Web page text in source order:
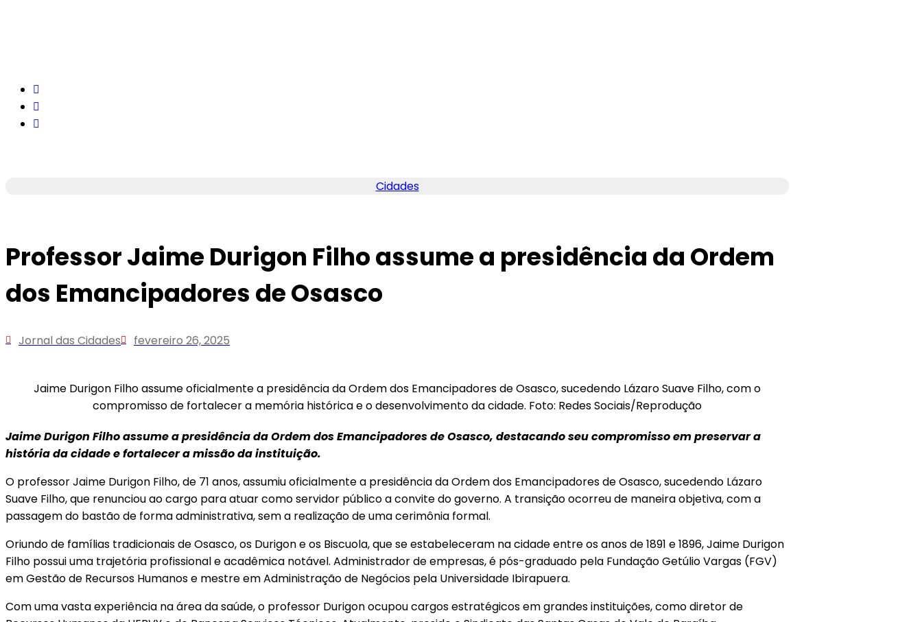
Cidades
Professor Jaime Durigon Filho assume a presidência da Ordem
dos Emancipadores de Osasco
Jornal das Cidades fevereiro 26, 2025
Jaime Durigon Filho assume oficialmente a presidência da Ordem dos Emancipadores de Osasco, sucedendo Lázaro Suave Filho, com o
compromisso de fortalecer a memória histórica e o desenvolvimento da cidade. Foto: Redes Sociais/Reprodução
Jaime Durigon Filho assume a presidência da Ordem dos Emancipadores de Osasco, destacando seu compromisso em preservar a
história da cidade e fortalecer a missão da instituição.
O professor Jaime Durigon Filho, de 71 anos, assumiu oficialmente a presidência da Ordem dos Emancipadores de Osasco, sucedendo Lázaro
Suave Filho, que renunciou ao cargo para atuar como servidor público a convite do governo. A transição ocorreu de maneira objetiva, com a
passagem do bastão de forma administrativa, sem a realização de uma cerimônia formal.
Oriundo de famílias tradicionais de Osasco, os Durigon e os Biscuola, que se estabeleceram na cidade entre os anos de 1891 e 1896, Jaime Durigon
Filho possui uma trajetória profissional e acadêmica notável. Administrador de empresas, é pós-graduado pela Fundação Getúlio Vargas (FGV)
em Gestão de Recursos Humanos e mestre em Administração de Negócios pela Universidade Ibirapuera.
Com uma vasta experiência na área da saúde, o professor Durigon ocupou cargos estratégicos em grandes instituições, como diretor de